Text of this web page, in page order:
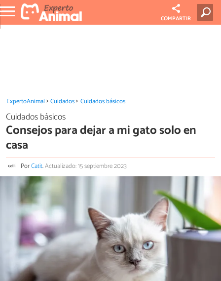
COMPARTIR
ExpertoAnimal Cuidados Cuidados básicos
Cuidados básicos
Consejos para dejar a mi gato solo en
casa
PorCatit.Actualizado: 15 septiembre 2023